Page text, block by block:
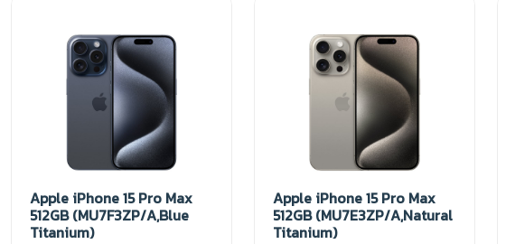
Apple iPhone 15 Pro Max
512GB (MU7F3ZP/A,Blue
Titanium)
Apple iPhone 15 Pro Max
512GB (MU7E3ZP/A,Natural
Titanium)